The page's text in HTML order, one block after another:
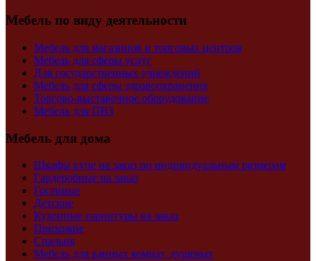
Мебель по виду деятельности
Мебель для магазинов и торговых центров
Мебель для сферы услуг
Для государственных учреждений
Мебель для сферы здравоохранения
Торгово-выставочное оборудование
Мебель для ПВЗ
Мебель для дома
Шкафы купе на заказ по индивидуальным размерам
Гардеробные на заказ
Гостиные
Детские
Кухонные гарнитуры на заказ
Прихожие
Спальня
Мебель для ванных комнат, душевых